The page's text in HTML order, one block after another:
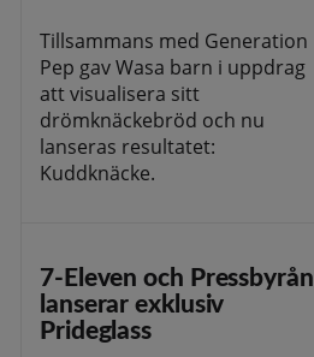
Tillsammans med Generation
Pep gav Wasa barn i uppdrag
att visualisera sitt
drömknäckebröd och nu
lanseras resultatet:
Kuddknäcke.
7-Eleven och Pressbyrån
lanserar exklusiv
Prideglass